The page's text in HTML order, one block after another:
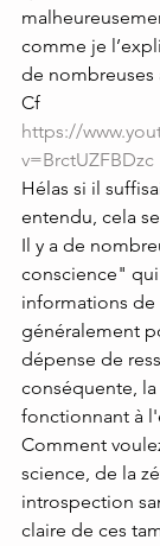
comme je
de nombreuses
Cf
https://
v=BrctUZFBDzc
Hélas si il
entendu, cela
Il y a de
conscience"
informations de
généralement
dépense de
conséquente,
fonctionnant à
Comment
science, de la
introspection
claire de ces